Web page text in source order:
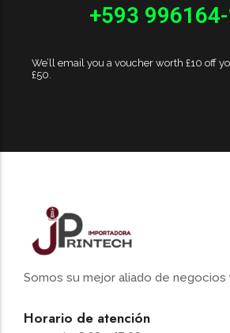
+593
We’ll email you a voucher worth £10 off
£50.
Somos su mejor aliado de
Horario de atención